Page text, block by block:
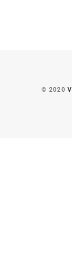
© 2020